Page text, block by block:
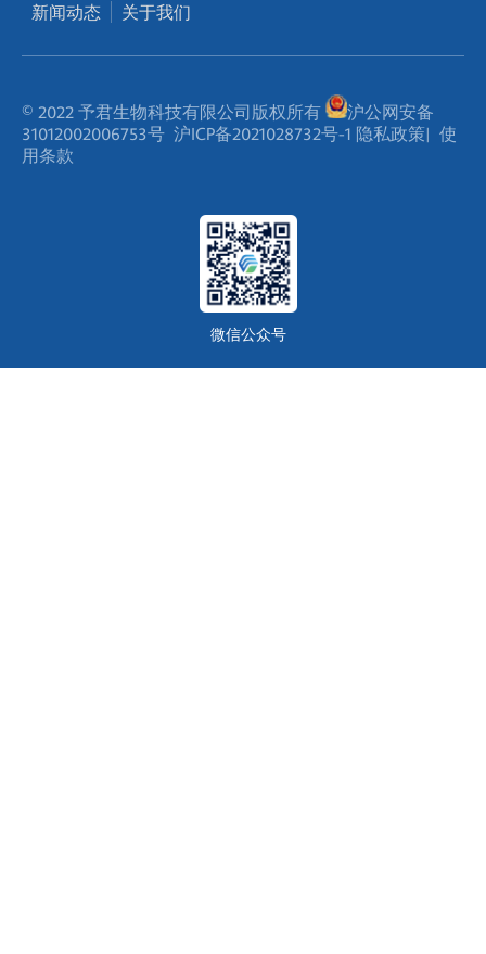
新闻动态 关于我们
© 2022 予君生物科技有限公司版权所有
沪公网安备
31012002006753号 沪ICP备2021028732号-1 隐私政策| 使
用条款
微信公众号